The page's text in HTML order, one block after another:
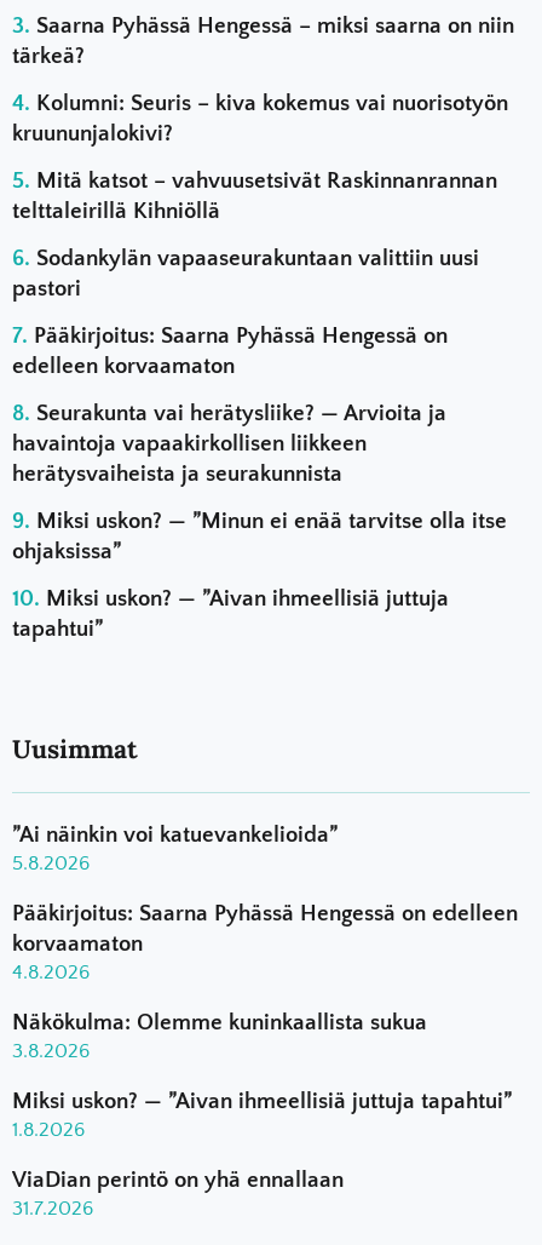
Saarna Pyhässä Hengessä – miksi saarna on niin
tärkeä?
Kolumni: Seuris – kiva kokemus vai nuorisotyön
kruununjalokivi?
Mitä katsot – vahvuusetsivät Raskinnanrannan
telttaleirillä Kihniöllä
Sodankylän vapaaseurakuntaan valittiin uusi
pastori
Pääkirjoitus: Saarna Pyhässä Hengessä on
edelleen korvaamaton
Seurakunta vai herätysliike? — Arvioita ja
havaintoja vapaakirkollisen liikkeen
herätysvaiheista ja seurakunnista
Miksi uskon? — ”Minun ei enää tarvitse olla itse
ohjaksissa”
Miksi uskon? — ”Aivan ihmeellisiä juttuja
tapahtui”
Uusimmat
”Ai näinkin voi katuevankelioida”
5.8.2026
Pääkirjoitus: Saarna Pyhässä Hengessä on edelleen
korvaamaton
4.8.2026
Näkökulma: Olemme kuninkaallista sukua
3.8.2026
Miksi uskon? — ”Aivan ihmeellisiä juttuja tapahtui”
1.8.2026
ViaDian perintö on yhä ennallaan
31.7.2026